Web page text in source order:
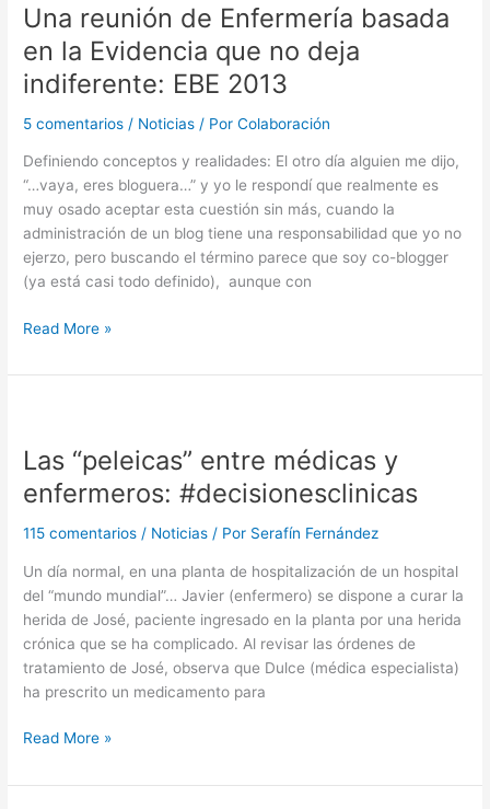
la
Diabetes
Mellitus
Gestacional
Una reunión de Enfermería basada
en la Evidencia que no deja
indiferente: EBE 2013
5 comentarios / Noticias / PorColaboración
Definiendo conceptos y realidades: El otro día alguien me dijo,
“…vaya, eres bloguera…” y yo le respondí que realmente es
muy osado aceptar esta cuestión sin más, cuando la
administración de un blog tiene una responsabilidad que yo no
ejerzo, pero buscando el término parece que soy co-blogger
(ya está casi todo definido), aunque con
Una
de
en
la
Evidencia
no
deja
indiferente:
EBE
2013
Read More »
Las “peleicas” entre médicas y
enfermeros: #decisionesclinicas
115 comentarios / Noticias / Por Serafín Fernández
Un día normal, en una planta de hospitalización de un hospital
del “mundo mundial”… Javier (enfermero) se dispone a curar la
herida de José, paciente ingresado en la planta por una herida
crónica que se ha complicado. Al revisar las órdenes de
tratamiento de José, observa que Dulce (médica especialista)
ha prescrito un medicamento para
Las
entre
Read More »